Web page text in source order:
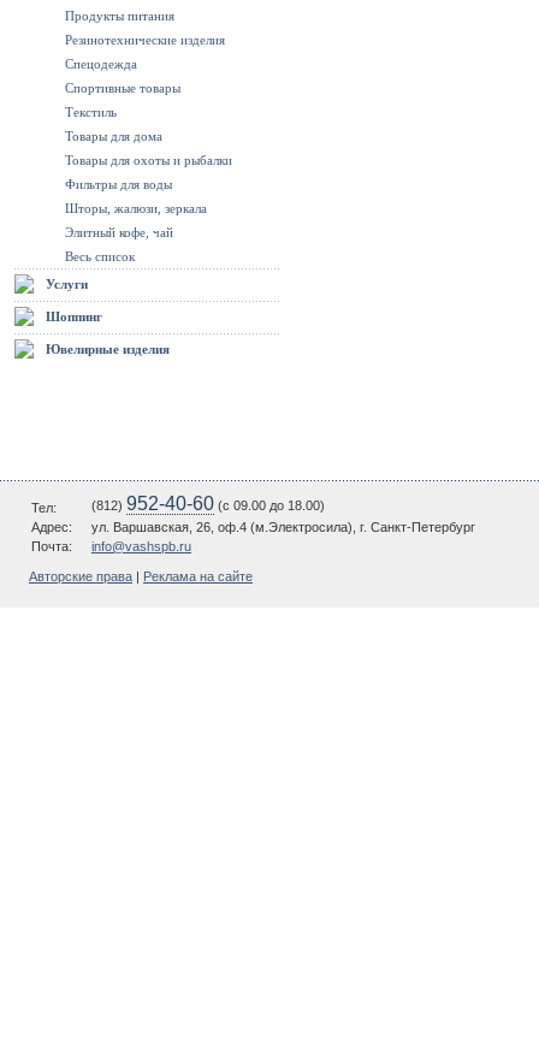
Продукты питания
Резинотехнические изделия
Спецодежда
Спортивные товары
Текстиль
Товары для дома
Товары для охоты и рыбалки
Фильтры для воды
Шторы, жалюзи, зеркала
Элитный кофе, чай
Весь список
Услуги
Шоппинг
Ювелирные изделия
Тел: (812) 952-40-60 (c 09.00 до 18.00)
Адрес:
ул. Варшавская, 26, оф.4 (м.Электросила), г. Санкт-Петербург
Почта:
info@vashspb.ru
Авторские права Реклама на сайте